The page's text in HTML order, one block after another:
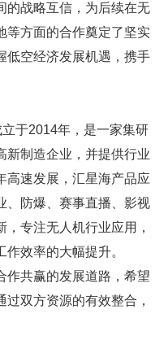
的战略互信，为后续在无
等方面的合作奠定了坚实
低空经济发展机遇，携手
于2014年，是一家集研
新制造企业，并提供行业
高速发展，汇星海产品应
、防爆、赛事直播、影视
专注无人机行业应用，
效率的大幅提升。
作共赢的发展道路，希望
双方资源的有效整合，